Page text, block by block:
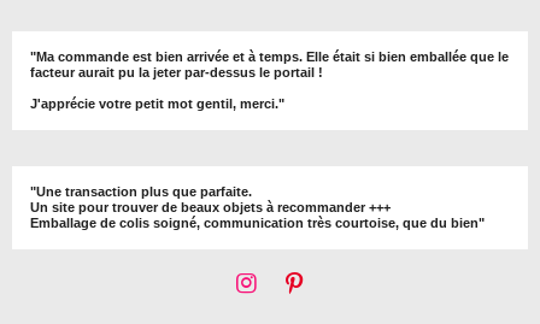
"Ma commande est bien arrivée et à temps. Elle était si bien emballée que le
facteur aurait pu la jeter par-dessus le portail !
J'apprécie votre petit mot gentil, merci."
"Une transaction plus que parfaite.
Un site pour trouver de beaux objets à recommander +++
Emballage de colis soigné, communication très courtoise, que du bien"
I
P